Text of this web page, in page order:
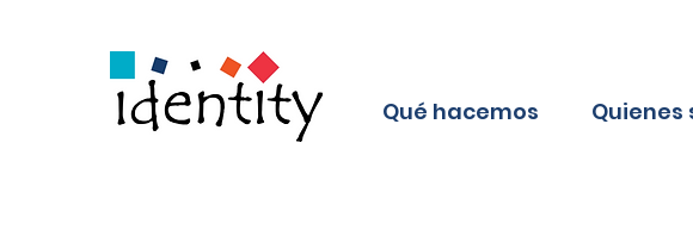
Qué hacemos Quienes